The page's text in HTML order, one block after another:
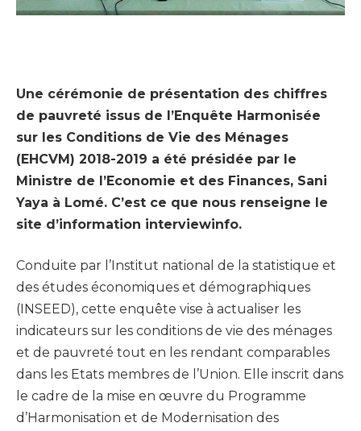
Une cérémonie de présentation des chiffres
de pauvreté issus de l’Enquête Harmonisée
sur les Conditions de Vie des Ménages
(EHCVM) 2018-2019 a été présidée par le
Ministre de l’Economie et des Finances, Sani
Yaya à Lomé. C’est ce que nous renseigne le
site d’information interviewinfo.
Conduite par l’Institut national de la statistique et
des études économiques et démographiques
(INSEED), cette enquête vise à actualiser les
indicateurs sur les conditions de vie des ménages
et de pauvreté tout en les rendant comparables
dans les Etats membres de l’Union. Elle inscrit dans
le cadre de la mise en œuvre du Programme
d’Harmonisation et de Modernisation des